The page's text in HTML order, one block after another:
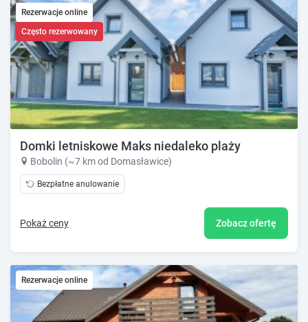
Rezerwacje online
Często rezerwowany
Domki letniskowe Maks niedaleko plaży
Bobolin (~7 km od Domasławice)
Bezpłatne anulowanie
Pokaż ceny Zobacz ofertę
Rezerwacje online